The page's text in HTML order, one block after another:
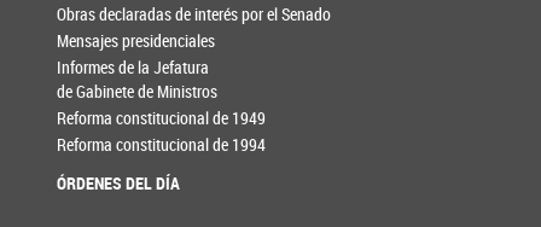
Obras declaradas de interés por el Senado
Mensajes presidenciales
Informes de la Jefatura
de Gabinete de Ministros
Reforma constitucional de 1949
Reforma constitucional de 1994
ÓRDENES DEL DÍA